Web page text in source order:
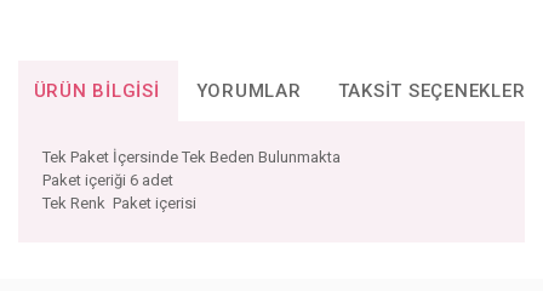
ÜRÜN BILGISI YORUMLAR TAKSIT SEÇENEKLERI
Tek Paket İçersinde Tek Beden Bulunmakta
Paket içeriği 6 adet
Tek Renk Paket içerisi